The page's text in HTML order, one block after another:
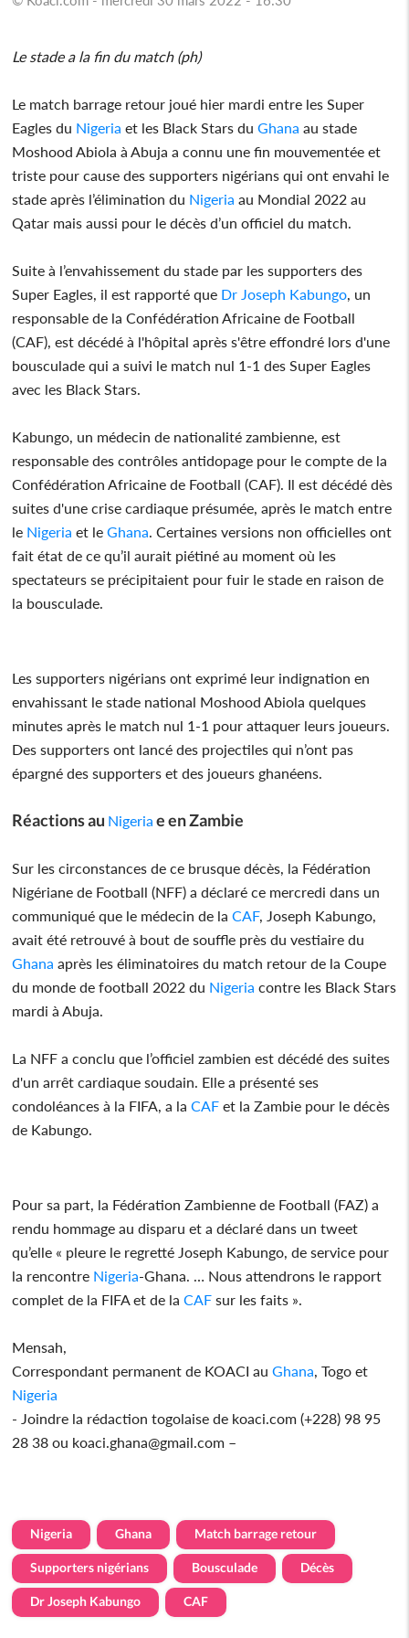
Le stade a la fin du match (ph)
Le match barrage retour joué hier mardi entre les Super
Eagles du Nigeria et les Black Stars du Ghana au stade
Moshood Abiola à Abuja a connu une fin mouvementée et
triste pour cause des supporters nigérians qui ont envahi le
stade après l’élimination du Nigeria au Mondial 2022 au
Qatar mais aussi pour le décès d’un officiel du match.
Suite à l’envahissement du stade par les supporters des
Super Eagles, il est rapporté que Dr Joseph Kabungo , un
responsable de la Confédération Africaine de Football
(CAF), est décédé à l'hôpital après s'être effondré lors d'une
bousculade qui a suivi le match nul 1-1 des Super Eagles
avec les Black Stars.
Kabungo, un médecin de nationalité zambienne, est
responsable des contrôles antidopage pour le compte de la
Confédération Africaine de Football (CAF). Il est décédé dès
suites d'une crise cardiaque présumée, après le match entre
le Nigeria et le Ghana . Certaines versions non officielles ont
fait état de ce qu’il aurait piétiné au moment où les
spectateurs se précipitaient pour fuir le stade en raison de
la bousculade.
Les supporters nigérians ont exprimé leur indignation en
envahissant le stade national Moshood Abiola quelques
minutes après le match nul 1-1 pour attaquer leurs joueurs.
Des supporters ont lancé des projectiles qui n’ont pas
épargné des supporters et des joueurs ghanéens.
Réactions au Nigeria e en Zambie
Sur les circonstances de ce brusque décès, la Fédération
Nigériane de Football (NFF) a déclaré ce mercredi dans un
communiqué que le médecin de la CAF, Joseph Kabungo,
avait été retrouvé à bout de souffle près du vestiaire du
Ghana après les éliminatoires du match retour de la Coupe
du monde de football 2022 du Nigeria contre les Black Stars
mardi à Abuja.
La NFF a conclu que l’officiel zambien est décédé des suites
d'un arrêt cardiaque soudain. Elle a présenté ses
condoléances à la FIFA, a la CAF et la Zambie pour le décès
de Kabungo.
Pour sa part, la Fédération Zambienne de Football (FAZ) a
rendu hommage au disparu et a déclaré dans un tweet
qu’elle « pleure le regretté Joseph Kabungo, de service pour
la rencontre Nigeria-Ghana. … Nous attendrons le rapport
complet de la FIFA et de la CAF sur les faits ».
Mensah,
Correspondant permanent de KOACI au Ghana , Togo et
Nigeria
- Joindre la rédaction togolaise de koaci.com (+228) 98 95
28 38 ou koaci.ghana@gmail.com –
Nigeria Ghana Match barrage retour
Supporters nigérians Bousculade Décès
Dr Joseph Kabungo CAF